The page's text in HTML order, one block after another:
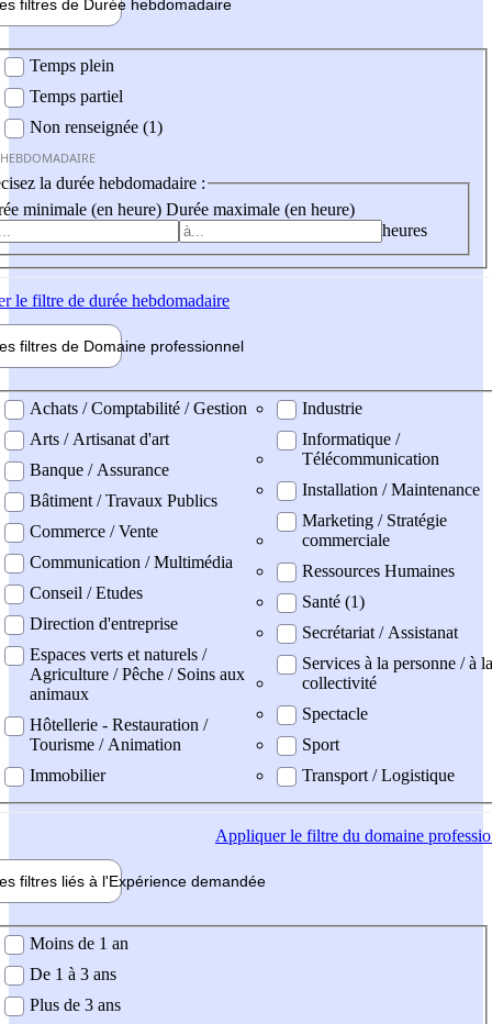
filtres de Durée hebdomadaire
Temps plein
Temps partiel
Non renseignée (1)
la durée hebdomadaire :
minimale (en heure) Durée maximale (en heure)
heures
le filtre de durée hebdomadaire
filtres de Domaine professionnel
professionel
Achats / Comptabilité / Gestion
Arts / Artisanat d'art
Banque / Assurance
Bâtiment / Travaux Publics
Commerce / Vente
Communication / Multimédia
Conseil / Etudes
Direction d'entreprise
Espaces verts et naturels /
Agriculture / Pêche / Soins aux
animaux
Hôtellerie - Restauration /
Tourisme / Animation
Immobilier
Industrie
Informatique /
Télécommunication
Installation / Maintenance
Marketing / Stratégie
commerciale
Ressources Humaines
Santé (1)
Secrétariat / Assistanat
Services à la personne / à la
collectivité
Spectacle
Sport
Transport / Logistique
Appliquerle filtre du domaine
filtres liés à l'Expérience demandée
demandée
Moins de 1 an
De 1 à 3 ans
Plus de 3 ans